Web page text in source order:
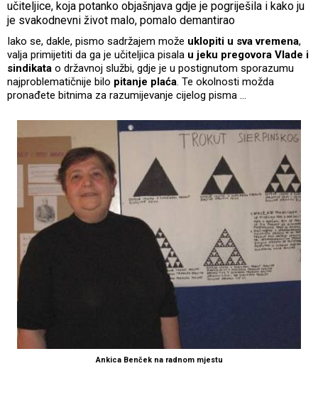
učiteljice, koja potanko objašnjava gdje je pogriješila i kako ju
je svakodnevni život malo, pomalo demantirao
Iako se, dakle, pismo sadržajem može uklopiti u sva vremena,
valja primijetiti da ga je učiteljica pisala u jeku pregovora Vlade i
sindikata o državnoj službi, gdje je u postignutom sporazumu
najproblematičnije bilo pitanje plaća. Te okolnosti možda
pronađete bitnima za razumijevanje cijelog pisma …
Ankica Benček na radnom mjestu